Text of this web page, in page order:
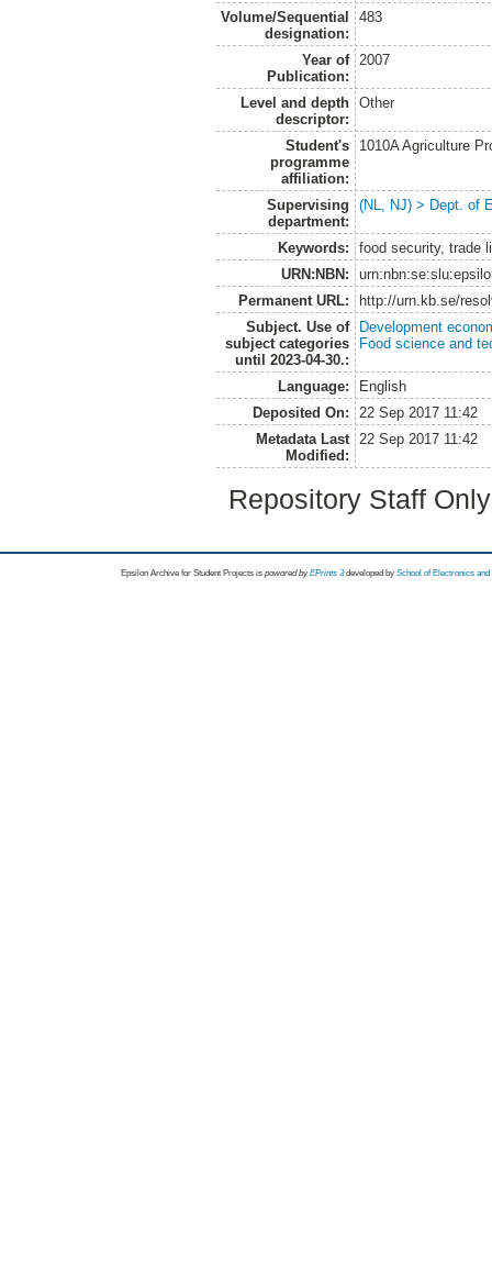
Volume/Sequential
designation:
483
Year of
Publication:
2007
Level and depth
descriptor:
Other
Student's
programme
affiliation:
1010A Agriculture
Supervising
department:
(NL, NJ) > Dept. of
Keywords:
food security, trade
URN:NBN:
Permanent URL:
http://urn.kb.se/
Subject. Use of
subject categories
until 2023-04-30.:
Development
Food science and
Language:
English
Deposited On:
22 Sep 2017 11:42
Metadata Last
Modified:
22 Sep 2017 11:42
Repository Staff
Epsilon Archive for Student Projects is powored byEPrints 3 developed by School of Electronics